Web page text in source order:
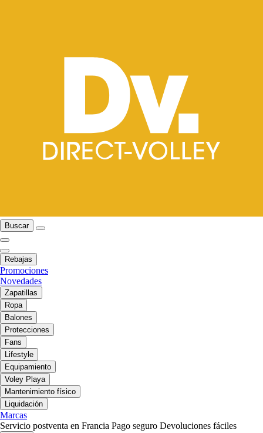
Buscar
Rebajas
Promociones
Novedades
Zapatillas
Ropa
Balones
Protecciones
Fans
Lifestyle
Equipamiento
Voley Playa
Mantenimiento físico
Liquidación
Marcas
Servicio postventa en Francia Pago seguro Devoluciones fáciles